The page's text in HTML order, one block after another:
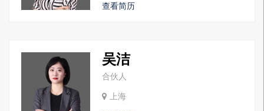
查看简历
吴洁
合伙人
上海